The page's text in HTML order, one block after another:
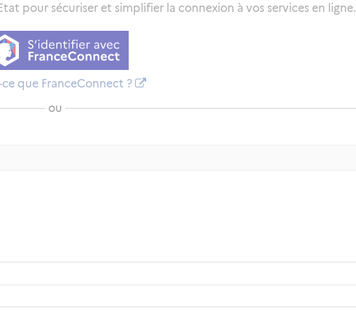
pour sécuriser et simplifier la connexion à vos services en ligne.
que FranceConnect ?
ou